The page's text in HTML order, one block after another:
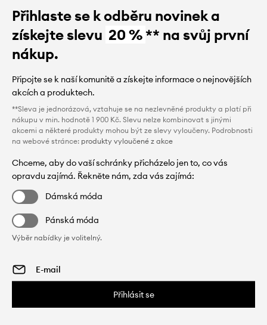
Přihlaste se k odběru novinek a
získejte slevu 20 %** na svůj první
nákup.
Připojte se k naší komunitě a získejte informace o nejnovějších
akcích a produktech.
**Sleva je jednorázová, vztahuje se na nezlevněné produkty a platí při
nákupu v min. hodnotě 1 900 Kč. Slevu nelze kombinovat s jinými
akcemi a některé produkty mohou být ze slevy vyloučeny. Podrobnosti
na webové stránce: produkty vyloučené z akce
Chceme, aby do vaší schránky přicházelo jen to, co vás
opravdu zajímá. Řekněte nám, zda vás zajímá:
Dámská móda
Pánská móda
Výběr nabídky je volitelný.
Přihlásit se